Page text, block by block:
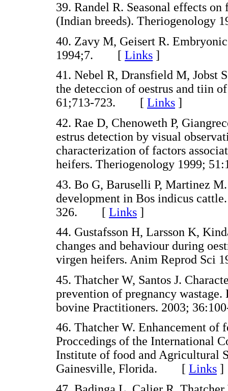
39. Randel R. Seasonal effects
(Indian breeds).
40. Zavy M, Geisert R.
1994;7. [ Links ]
41. Nebel R, Dransfield M, Jobst
the deteccion of oestrus and tiin
61;713-723. [ Links ]
42. Rae D, Chenoweth P,
estrus detection by visual
characterization of factors
heifers. Theriogenology 1999;
43. Bo G, Baruselli P, Martinez
development in Bos indicus
326. [ Links ]
44. Gustafsson H, Larsson K,
changes and behaviour during
virgen heifers. Anim Reprod
45. Thatcher W, Santos J.
prevention of pregnancy
bovine Practitioners. 2003;
46. Thatcher W. Enhancement of
Proccedings of the International
Institute of food and Agricultural
Gainesville, Florida. [ Links ]